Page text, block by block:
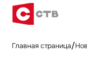
Главная страница